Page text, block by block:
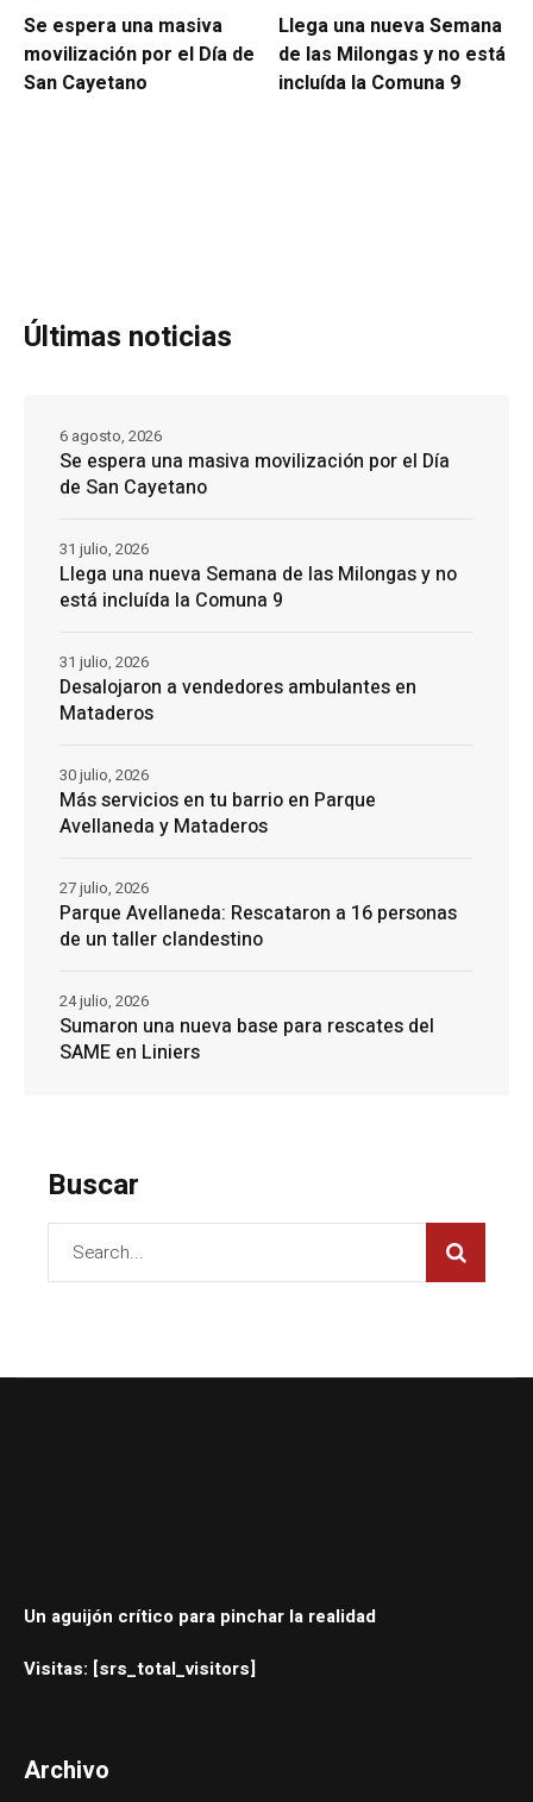
Se espera una masiva
movilización por el Día de
San Cayetano
Llega una nueva Semana
de las Milongas y no está
incluída la Comuna 9
Últimas noticias
Se espera una masiva movilización por el Día
de San Cayetano
6 agosto, 2026
Llega una nueva Semana de las Milongas y no
está incluída la Comuna 9
31 julio, 2026
Desalojaron a vendedores ambulantes en
Mataderos
31 julio, 2026
Más servicios en tu barrio en Parque
Avellaneda y Mataderos
30 julio, 2026
Parque Avellaneda: Rescataron a 16 personas
de un taller clandestino
27 julio, 2026
Sumaron una nueva base para rescates del
SAME en Liniers
24 julio, 2026
Buscar
Un aguijón crítico para pinchar la realidad
Visitas: [srs_total_visitors]
Archivo